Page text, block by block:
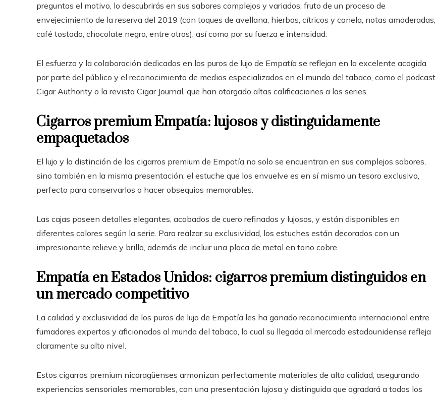
preguntas el motivo, lo descubrirás en sus sabores complejos y variados, fruto de un proceso de
envejecimiento de la reserva del 2019 (con toques de avellana, hierbas, cítricos y canela, notas amaderadas,
café tostado, chocolate negro, entre otros), así como por su fuerza e intensidad.
El esfuerzo y la colaboración dedicados en los puros de lujo de Empatía se reflejan en la excelente acogida
por parte del público y el reconocimiento de medios especializados en el mundo del tabaco, como el podcast
Cigar Authority o la revista Cigar Journal, que han otorgado altas calificaciones a las series.
Cigarros premium Empatía: lujosos y distinguidamente
empaquetados
El lujo y la distinción de los cigarros premium de Empatía no solo se encuentran en sus complejos sabores,
sino también en la misma presentación: el estuche que los envuelve es en sí mismo un tesoro exclusivo,
perfecto para conservarlos o hacer obsequios memorables.
Las cajas poseen detalles elegantes, acabados de cuero refinados y lujosos, y están disponibles en
diferentes colores según la serie. Para realzar su exclusividad, los estuches están decorados con un
impresionante relieve y brillo, además de incluir una placa de metal en tono cobre.
Empatía en Estados Unidos: cigarros premium distinguidos en
un mercado competitivo
La calidad y exclusividad de los puros de lujo de Empatía les ha ganado reconocimiento internacional entre
fumadores expertos y aficionados al mundo del tabaco, lo cual su llegada al mercado estadounidense refleja
claramente su alto nivel.
Estos cigarros premium nicaragüenses armonizan perfectamente materiales de alta calidad, asegurando
experiencias sensoriales memorables, con una presentación lujosa y distinguida que agradará a todos los